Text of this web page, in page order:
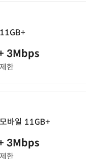
3Mbps
한
바일 11GB+
3Mbps
한